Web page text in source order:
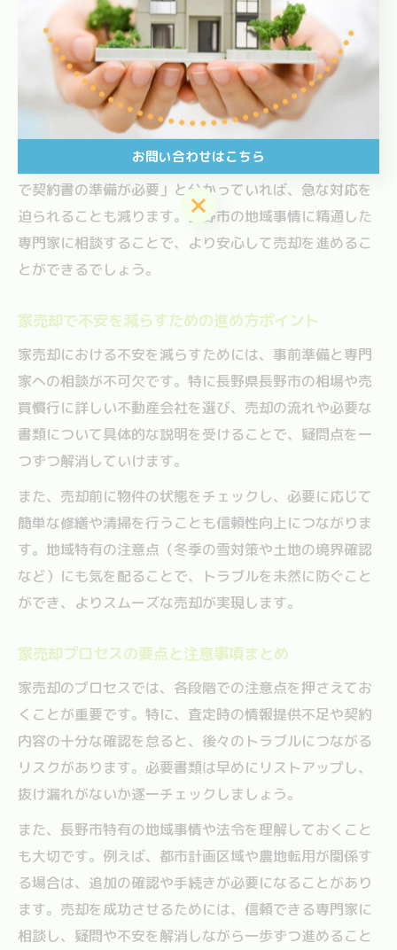
家売却の全体像を事前に把握することで、手続きの先行
きが見えやすくなり、不安を大きく軽減できます。特に
初めて売却を経験される方にとっては、どの段階で何が
必要なのか明確になることで、心構えができ、焦らずに
進められるのが大きなメリットです。
例えば、事前に「この段階で税金の確認が必要」「ここ
で契約書の準備が必要」と分かっていれば、急な対応を
迫られることも減ります。長野市の地域事情に精通した
専門家に相談することで、より安心して売却を進めるこ
とができるでしょう。
家売却で不安を減らすための進め方ポイント
家売却における不安を減らすためには、事前準備と専門
家への相談が不可欠です。特に長野県長野市の相場や売
買慣行に詳しい不動産会社を選び、売却の流れや必要な
書類について具体的な説明を受けることで、疑問点を一
つずつ解消していけます。
また、売却前に物件の状態をチェックし、必要に応じて
簡単な修繕や清掃を行うことも信頼性向上につながりま
す。地域特有の注意点（冬季の雪対策や土地の境界確認
など）にも気を配ることで、トラブルを未然に防ぐこと
ができ、よりスムーズな売却が実現します。
家売却プロセスの要点と注意事項まとめ
家売却のプロセスでは、各段階での注意点を押さえてお
くことが重要です。特に、査定時の情報提供不足や契約
内容の十分な確認を怠ると、後々のトラブルにつながる
リスクがあります。必要書類は早めにリストアップし、
抜け漏れがないか逐一チェックしましょう。
また、長野市特有の地域事情や法令を理解しておくこと
も大切です。例えば、都市計画区域や農地転用が関係す
る場合は、追加の確認や手続きが必要になることがあり
ます。売却を成功させるためには、信頼できる専門家に
相談し、疑問や不安を解消しながら一歩ずつ進めること
お問い合わせはこちら
お問い合わせはこちら